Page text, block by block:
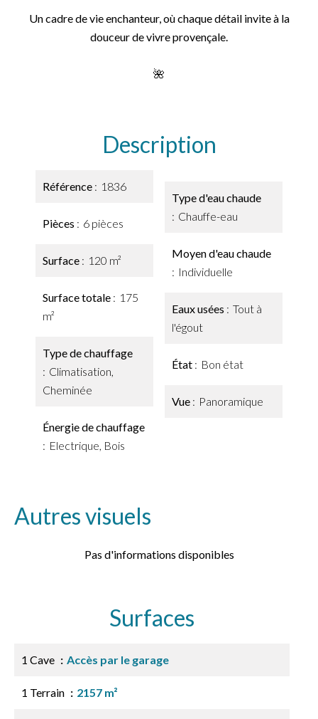
Un cadre de vie enchanteur, où chaque détail invite à la
douceur de vivre provençale.
🌺
Description
Référence 1836
Pièces 6 pièces
Surface 120 m²
Surface totale
175
m²
Type de chauffage
Climatisation,
Cheminée
Énergie de chauffage
Electrique, Bois
Type d'eau chaude
Chauffe-eau
Moyen d'eau chaude
Individuelle
Eaux usées
Tout à
l'égout
État Bon état
Vue Panoramique
Autres visuels
Pas d'informations disponibles
Surfaces
1 Cave Accès par le garage
1 Terrain 2157 m²